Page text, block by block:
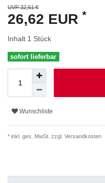
UVP 32,61 €
26,62 EUR *
Inhalt 1 Stück
sofort lieferbar
Wunschliste
* inkl. ges. MwSt. zzgl. Versandkosten